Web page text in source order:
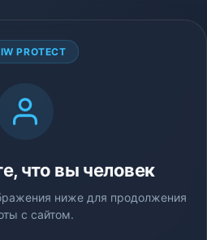
IW PROTECT
что вы человек
ниже для продолжения
с сайтом.